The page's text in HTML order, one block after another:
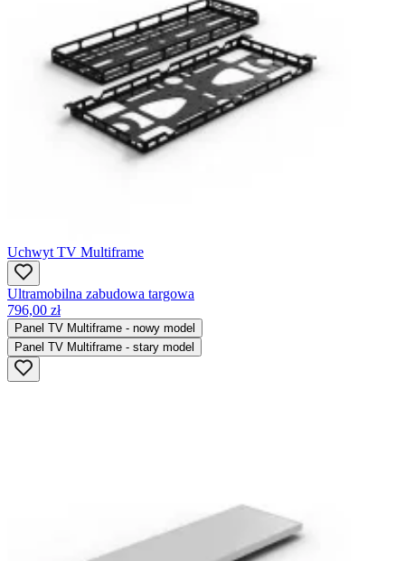
Uchwyt TV Multiframe
Ultramobilna zabudowa targowa
796,00 zł
Panel TV Multiframe - nowy model
Panel TV Multiframe - stary model